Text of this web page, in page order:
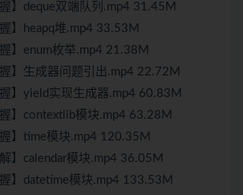
】deque双端队列.mp4 31.45M
】heapq堆.mp4 33.53M
】enum枚举.mp4 21.38M
】生成器问题引出.mp4 22.72M
】yield实现生成器.mp4 60.83M
】contextlib模块.mp4 63.28M
】time模块.mp4 120.35M
】calendar模块.mp4 36.05M
】datetime模块.mp4 133.53M